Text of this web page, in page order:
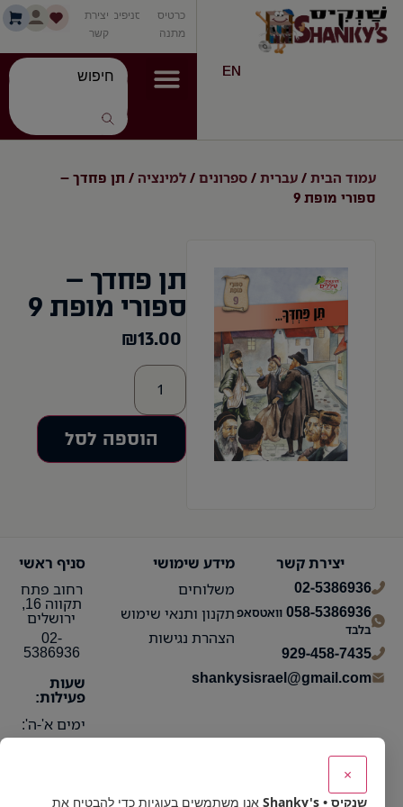
EN
כרטיס
מתנה
סניפים יצירת
קשר
עמוד הבית / עברית / ספרונים / למינציה / תן פחדך –
ספורי מופת 9
תן פחדך –
ספורי מופת 9
₪13.00
הוספה לסל
מידע שימושי
משלוחים
תקנון ותנאי שימוש
הצהרת נגישות
סניף ראשי
רחוב פתח
תקווה 16,
ירושלים
02-
5386936
שעות
פעילות:
ימים א'-ה':
יצירת קשר
02-5386936
058-5386936 וואטסאפ
בלבד
929-458-7435
shankysisrael@gmail.com
×
שנקיס • Shanky's אנו משתמשים בעוגיות כדי להבטיח את